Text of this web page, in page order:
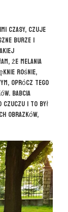
czasy, czuje
burze i
że Melania
rośnie,
oprócz tego
Babcia
i to był
obrazków,